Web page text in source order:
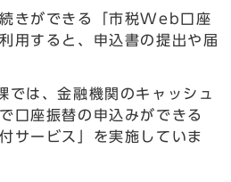
きができる「市税Web口座
用すると、申込書の提出や届
では、金融機関のキャッシュ
口座振替の申込みができる
サービス」を実施していま